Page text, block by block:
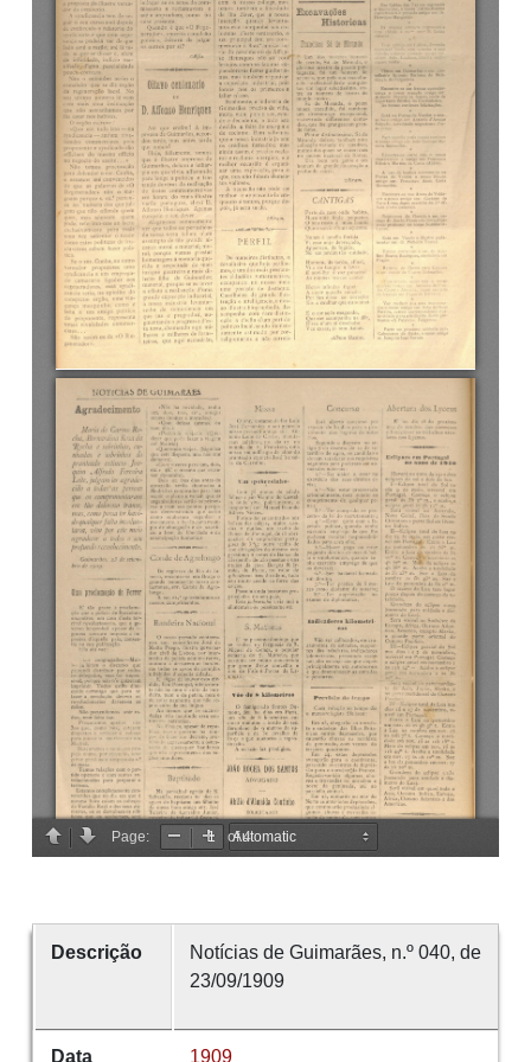
Descrição
Notícias de Guimarães, n.º 040, de
23/09/1909
Data 1909